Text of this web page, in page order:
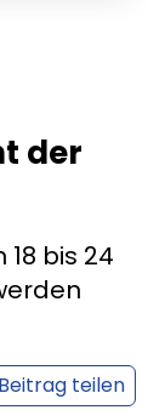
der
bis 24
Beitrag teilen